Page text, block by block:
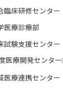
臨床研修センター
医療診療部
試験支援センター
医療開発センター
医療連携センター